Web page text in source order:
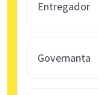
Entregador
Governanta